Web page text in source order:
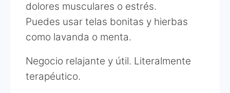
dolores musculares o estrés.
Puedes usar telas bonitas y hierbas
como lavanda o menta.
Negocio relajante y útil. Literalmente
terapéutico.